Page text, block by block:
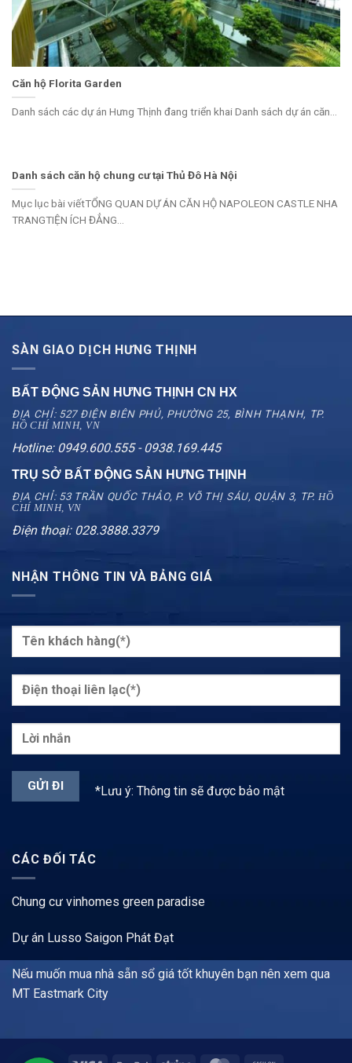
Căn hộ Florita Garden
Danh sách các dự án Hưng Thịnh đang triển khai Danh sách dự án căn...
Danh sách căn hộ chung cư tại Thủ Đô Hà Nội
Mục lục bài viếtTỔNG QUAN DỰ ÁN CĂN HỘ NAPOLEON CASTLE NHA
TRANGTIỆN ÍCH ĐẲNG...
SÀN GIAO DỊCH HƯNG THỊNH
BẤT ĐỘNG SẢN HƯNG THỊNH CN HX
ĐỊA CHỈ: 527 ĐIỆN BIÊN PHỦ, PHƯỜNG 25, BÌNH THẠNH, TP.
HỒ CHÍ MINH, VN
Hotline: 0949.600.555 - 0938.169.445
TRỤ SỞ BẤT ĐỘNG SẢN HƯNG THỊNH
ĐỊA CHỈ: 53 TRẦN QUỐC THẢO, P. VÕ THỊ SÁU, QUẬN 3, TP.HỒ
CHÍ MINH, VN
Điện thoại: 028.3888.3379
NHẬN THÔNG TIN VÀ BẢNG GIÁ
*Lưu ý: Thông tin sẽ được bảo mật
CÁC ĐỐI TÁC
Chung cư vinhomes green paradise
Dự án Lusso Saigon Phát Đạt
Nếu muốn mua nhà sẵn sổ giá tốt khuyên bạn nên xem qua
MT Eastmark City